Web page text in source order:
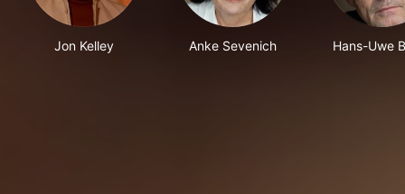
Jon Kelley Anke Sevenich Hans-Uwe